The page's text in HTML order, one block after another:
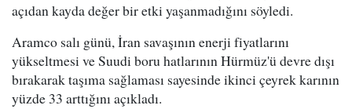
açıdan kayda değer bir etki yaşanmadığını söyledi.
Aramco salı günü, İran savaşının enerji fiyatlarını
yükseltmesi ve Suudi boru hatlarının Hürmüz'ü devre dışı
bırakarak taşıma sağlaması sayesinde ikinci çeyrek karının
yüzde 33 arttığını açıkladı.